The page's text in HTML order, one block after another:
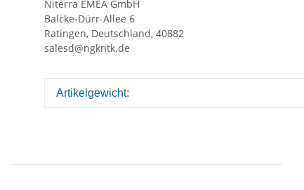
Niterra EMEA GmbH
Balcke-Dürr-Allee 6
Ratingen, Deutschland, 40882
salesd@ngkntk.de
Produkteigenschaft
Wert
Artikelgewicht: